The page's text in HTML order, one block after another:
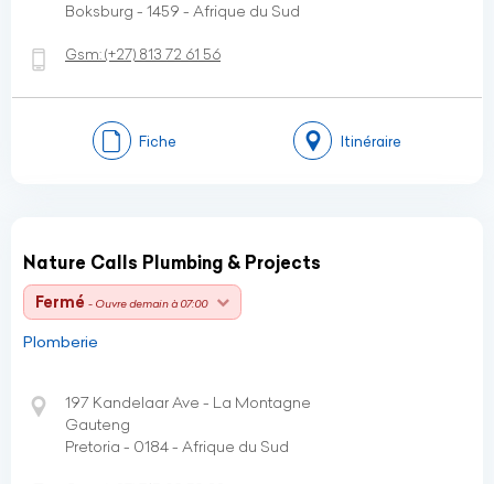
Boksburg - 1459 - Afrique du Sud
Gsm:(+27) 813 72 61 56
Fiche Itinéraire
Nature Calls Plumbing & Projects
Fermé - Ouvre demain à 07:00
Plomberie
197 Kandelaar Ave - La Montagne
Gauteng
Pretoria - 0184 - Afrique du Sud